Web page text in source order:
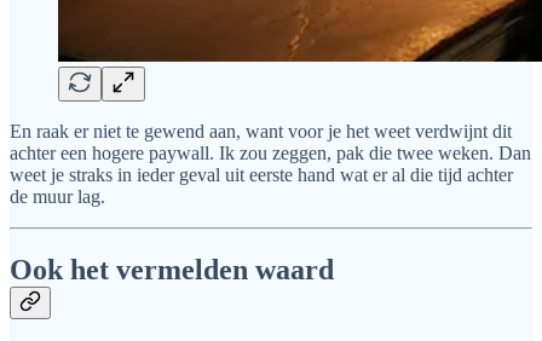
En raak er niet te gewend aan, want voor je het weet verdwijnt dit
achter een hogere paywall. Ik zou zeggen, pak die twee weken. Dan
weet je straks in ieder geval uit eerste hand wat er al die tijd achter
de muur lag.
Ook het vermelden waard